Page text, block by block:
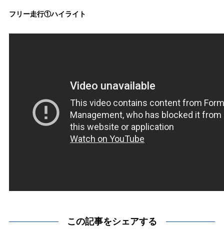
フリー走行①ハイライト
この記事をシェアする